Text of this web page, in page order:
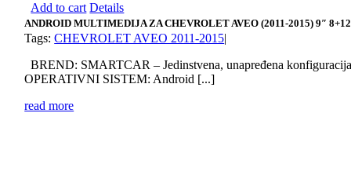
Add to cart Details
ANDROID MULTIMEDIJA ZA CHEVROLET AVEO (2011-2015) 9″
Tags:CHEVROLET AVEO 2011-2015|
BREND: SMARTCAR – Jedinstvena, unapređena
OPERATIVNI SISTEM: Android [...]
read more